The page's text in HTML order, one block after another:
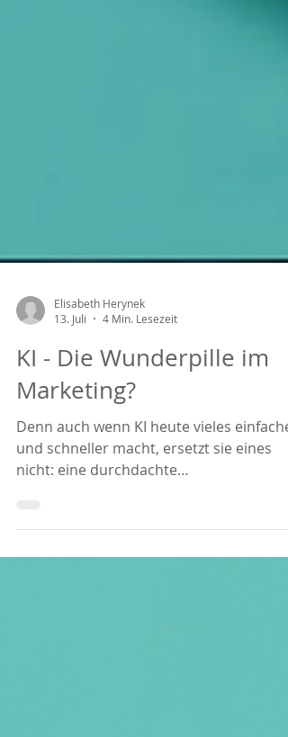
13. Juli
4 Min. Lesezeit
KI - Die Wunderpille im
Marketing?
Denn auch wenn KI heute vieles einfacher
Marketingstrategie. Genau hier liegt einer
der größten Irrtümer unserer Zeit.